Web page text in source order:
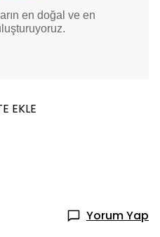
en doğal ve en
EKLE
Yorum Yap